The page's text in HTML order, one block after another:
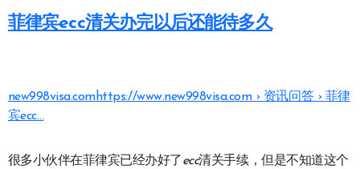
菲律宾ecc清关办完以后还能待多久
new998visa.comhttps://www.new998visa.com › 资讯问答 › 菲律
宾ecc…
很多小伙伴在菲律宾已经办好了 ecc清关手续，但是不知道这个